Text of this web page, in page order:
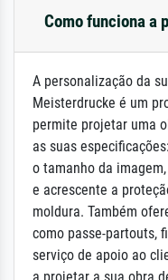
Como funciona a
A personalização da
Meisterdrucke é um
permite projetar uma
as suas
o tamanho da
e acrescente a
moldura. Também
como passe-partouts,
serviço de apoio ao